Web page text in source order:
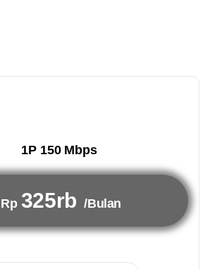
1P 150 Mbps
Rp 325rb /Bulan